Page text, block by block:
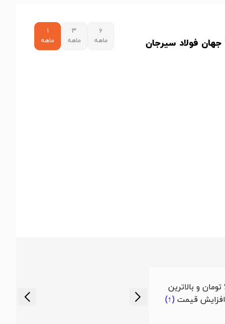
۶
ماهه
۳
ماهه
۱
ماهه
بررسی داده‌های یک‌ماهه منتهی به 1405/05/18 نشان می‌دهد که پایین‌ترین قیمت میلگرد 28 جهان فولاد سیرجان حدود 60,450 تومان و بالاترین
افزایش قیمت (↑)